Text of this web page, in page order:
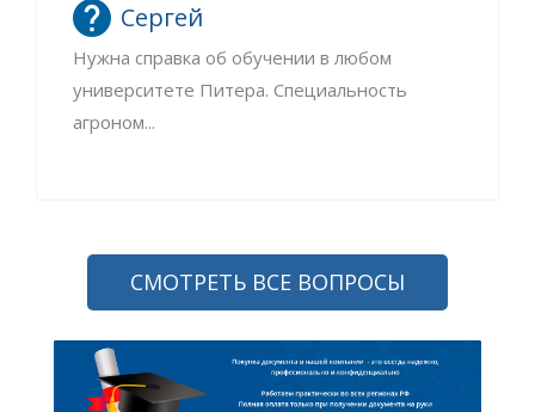
Сергей
Нужна справка об обучении в любом
университете Питера. Специальность
агроном...
СМОТРЕТЬ ВСЕ ВОПРОСЫ